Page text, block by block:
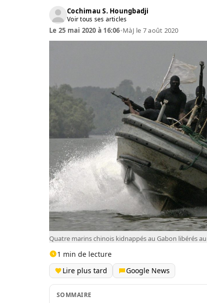
Cochimau S. Houngbadji
Voir tous ses articles
Le 25 mai 2020 à 16:06•MàJ le 7 août 2020
Quatre marins chinois kidnappés au Gabon libérés
1 min de lecture
Lire plus tard
Google News
SOMMAIRE